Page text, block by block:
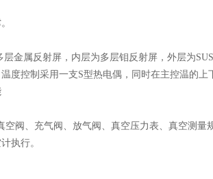
金属反射屏，内层为多层钼反射屏，外层为
度控制采用一支S型热电偶，同时在主控温的上
阀、充气阀、放气阀、真空压力表、真空测量
执行。